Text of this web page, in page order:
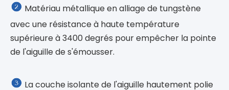
décharge est concentré.L'aiguille en tungstène
expose 3 mm de matériau isolant pour éviter les
brûlures des tissus environnants.
avec une résistance à haute température